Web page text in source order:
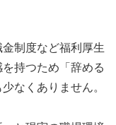
制度など福利厚生
持つため「辞める
なくありません。